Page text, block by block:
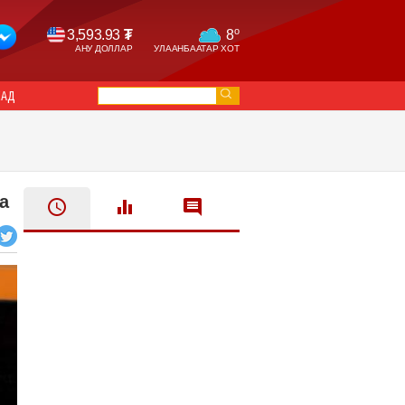
3,593.93 ₮
АНУ ДОЛЛАР
8o
УЛААНБААТАР ХОТ